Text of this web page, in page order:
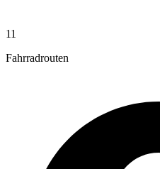
11
Fahrradrouten